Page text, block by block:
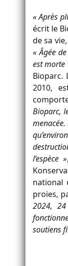
« Après
écrit le
de sa
« Âgée
est morte
Bioparc.
2010,
Bioparc,
l’espèce »
national
proies,
2024,
soutiens